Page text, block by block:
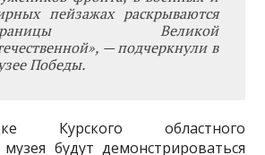
пейзажах раскрываются
Великой
— подчеркнули в
Победы.
Курского областного
музея будут демонстрироваться